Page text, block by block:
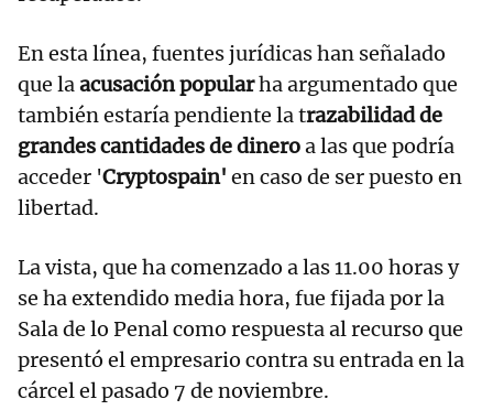
En esta línea, fuentes jurídicas han señalado
que laacusación popularha argumentado que
también estaría pendiente la trazabilidad de
grandes cantidades de dineroa las que podría
acceder 'Cryptospain' en caso de ser puesto en
libertad.
La vista, que ha comenzado a las 11.00 horas y
se ha extendido media hora, fue fijada por la
Sala de lo Penal como respuesta al recurso que
presentó el empresario contra su entrada en la
cárcel el pasado 7 de noviembre.